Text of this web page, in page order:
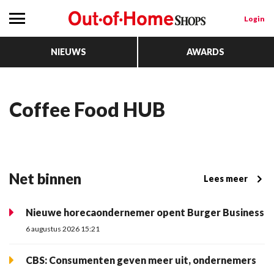
Login
NIEUWS AWARDS
Coffee Food HUB
Net binnen Lees meer
Nieuwe horecaondernemer opent Burger Business
6 augustus 2026 15:21
CBS: Consumenten geven meer uit, ondernemers